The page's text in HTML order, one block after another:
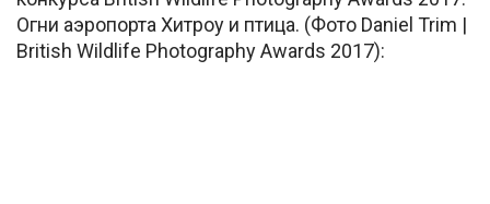
Огни аэропорта Хитроу и птица. (Фото Daniel Trim |
British Wildlife Photography Awards 2017):